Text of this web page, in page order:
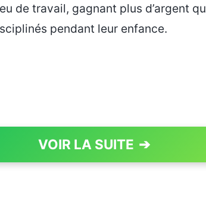
de travail, gagnant plus d’argent
pendant leur enfance.
VOIR LA SUITE ➔
PAGE 1 OF 3